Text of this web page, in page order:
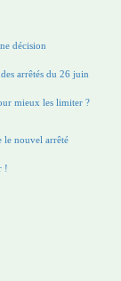
décision
arrêtés du 26 juin
mieux les limiter ?
le nouvel arrêté
!